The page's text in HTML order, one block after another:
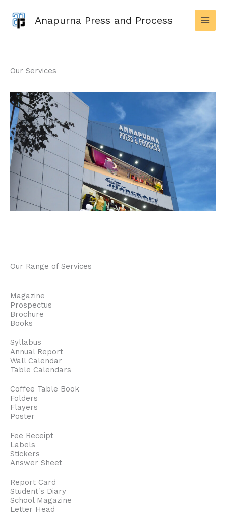
content
Anapurna Press and Process
Our Services
Our Range of Services
Magazine
Prospectus
Brochure
Books
Syllabus
Annual Report
Wall Calendar
Table Calendars
Coffee Table Book
Folders
Flayers
Poster
Fee Receipt
Labels
Stickers
Answer Sheet
Report Card
Student's Diary
School Magazine
Letter Head